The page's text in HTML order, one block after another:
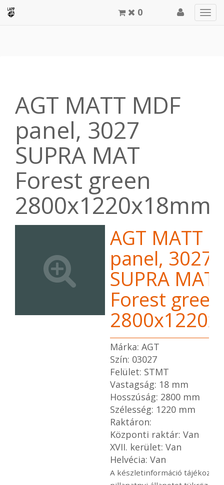
0
AGT MATT MDF
panel, 3027
SUPRA MAT
Forest green
2800x1220x18mm
AGT MATT
panel, 3027
SUPRA MAT
Forest green
Márka: AGT
Szín: 03027
Felület: STMT
Vastagság: 18 mm
Hosszúság: 2800 mm
Szélesség: 1220 mm
Raktáron:
Központi raktár: Van
XVII. kerület: Van
Helvécia: Van
A készletinformáció